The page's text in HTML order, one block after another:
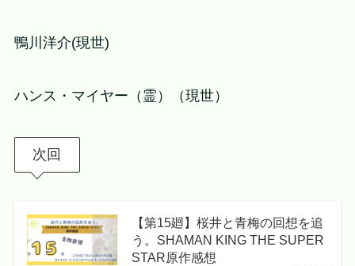
鴨川洋介(現世)
ハンス・マイヤー（霊）（現世）
次回
【第15廻】桜井と青梅の回想を追
う。SHAMAN KING THE SUPER
STAR原作感想